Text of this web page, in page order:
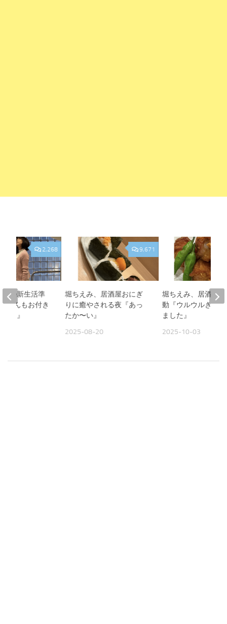
9,671
堀ちえみ、居酒屋おにぎ
りに癒やされる夜『あっ
たか〜い』
2025-08-20
堀ちえみ、居酒屋
動『ウルウルきて
ました』
2025-10-03
2,268
娘の新生活準
くんもお付き
う』